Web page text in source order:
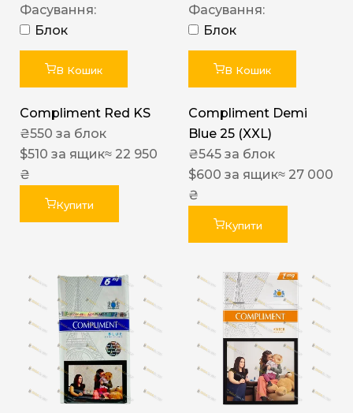
Фасування:
Блок
В Кошик
Compliment Red KS
₴550 за блок
$510 за ящик≈ 22 950
₴
Купити
Фасування:
Блок
В Кошик
Compliment Demi
Blue 25 (XXL)
₴545 за блок
$600 за ящик≈ 27 000
₴
Купити